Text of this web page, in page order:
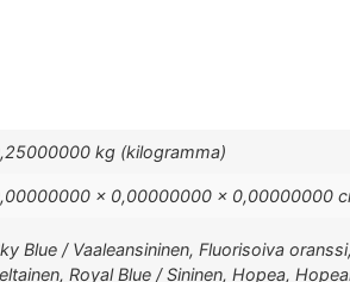
kg (kilogramma)
× 0,00000000 × 0,00000000
Blue / Vaaleansininen, Fluorisoiva
Royal Blue / Sininen, Hopea,